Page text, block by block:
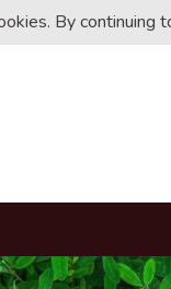
By continuing